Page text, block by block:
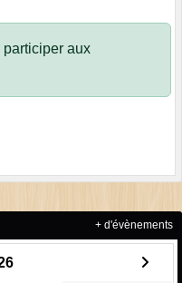
aux
+ d'évènements